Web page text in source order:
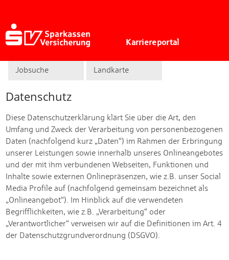
Karriereportal
Jobsuche Landkarte
Datenschutz
Diese Datenschutzerklärung klärt Sie über die Art, den
Umfang und Zweck der Verarbeitung von personenbezogenen
Daten (nachfolgend kurz „Daten“) im Rahmen der Erbringung
unserer Leistungen sowie innerhalb unseres Onlineangebotes
und der mit ihm verbundenen Webseiten, Funktionen und
Inhalte sowie externen Onlinepräsenzen, wie z.B. unser Social
Media Profile auf (nachfolgend gemeinsam bezeichnet als
„Onlineangebot“). Im Hinblick auf die verwendeten
Begrifflichkeiten, wie z.B. „Verarbeitung“ oder
„Verantwortlicher“ verweisen wir auf die Definitionen im Art. 4
der Datenschutzgrundverordnung (DSGVO).